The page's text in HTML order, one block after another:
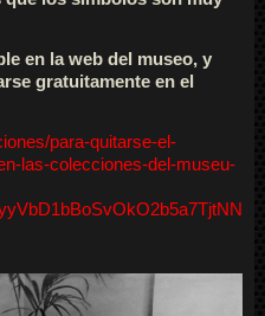
en la web del museo, y
gratuitamente en el
para-quitarse-el-
las-colecciones-del-museu-